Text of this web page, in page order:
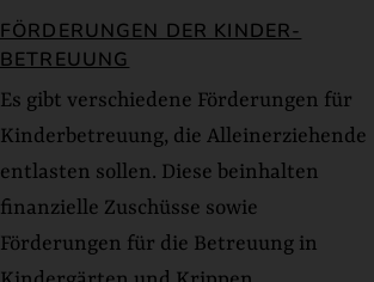
FÖRDERUNGEN DER KINDER-
BETREUUNG
Es gibt verschiedene Förderungen für
Kinderbetreuung, die Alleinerziehende
entlasten sollen. Diese beinhalten
finanzielle Zuschüsse sowie
Förderungen für die Betreuung in